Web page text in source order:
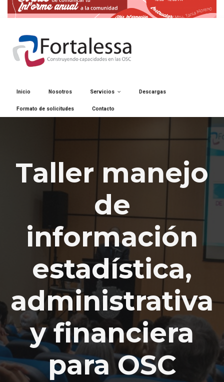
Inicio Nosotros Servicios Descargas
Formato de solicitudes Contacto
Taller manejo
de
información
estadística,
administrativa
y financiera
para OSC